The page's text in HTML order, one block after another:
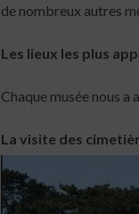
de nombreux autres
Les lieux les plus
Chaque musée nous
La visite des